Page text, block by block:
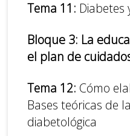
Tema 11: Diabetes
Bloque 3: La
el plan de
Tema 12: Cómo
Bases teóricas de
diabetológica